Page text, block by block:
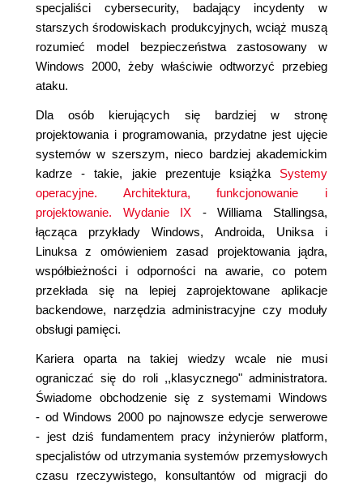
specjaliści cybersecurity, badający incydenty w
starszych środowiskach produkcyjnych, wciąż muszą
rozumieć model bezpieczeństwa zastosowany w
Windows 2000, żeby właściwie odtworzyć przebieg
ataku.
Dla osób kierujących się bardziej w stronę
projektowania i programowania, przydatne jest ujęcie
systemów w szerszym, nieco bardziej akademickim
kadrze - takie, jakie prezentuje książka Systemy
operacyjne. Architektura, funkcjonowanie i
projektowanie. Wydanie IX - Williama Stallingsa,
łącząca przykłady Windows, Androida, Uniksa i
Linuksa z omówieniem zasad projektowania jądra,
współbieżności i odporności na awarie, co potem
przekłada się na lepiej zaprojektowane aplikacje
backendowe, narzędzia administracyjne czy moduły
obsługi pamięci.
Kariera oparta na takiej wiedzy wcale nie musi
ograniczać się do roli ,,klasycznego" administratora.
Świadome obchodzenie się z systemami Windows
- od Windows 2000 po najnowsze edycje serwerowe
- jest dziś fundamentem pracy inżynierów platform,
specjalistów od utrzymania systemów przemysłowych
czasu rzeczywistego, konsultantów od migracji do